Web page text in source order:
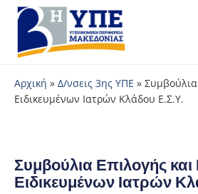
Αρχική » Δ/νσεις 3ης ΥΠΕ » Συμβούλια
Ειδικευμένων Ιατρών Κλάδου Ε.Σ.Υ.
Συμβούλια Επιλογής
Ειδικευμένων Ιατρών